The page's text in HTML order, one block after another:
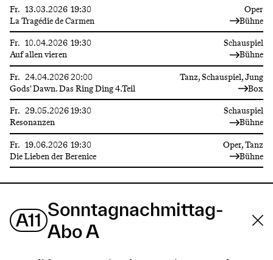
Oper
Fr. 13.03.2026 19:30
La Tragédie de Carmen
Bühne
Schauspiel
Fr. 10.04.2026 19:30
Auf allen vieren
Bühne
Tanz, Schauspiel, Jung
Fr. 24.04.202620:00
Gods' Dawn. Das Ring Ding 4.Teil
Box
Schauspiel
Fr. 29.05.202619:30
Resonanzen
Bühne
Oper, Tanz
Fr. 19.06.2026 19:30
Die Lieben der Berenice
Bühne
A11
Sonntagnachmittag-
Abo A